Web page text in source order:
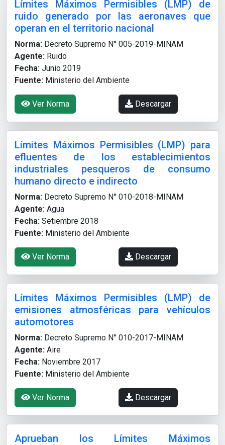
Límites Máximos Permisibles (LMP) de
ruido generado por las aeronaves que
operan en el territorio nacional
Norma: Decreto Supremo N° 005-2019-MINAM
Agente: Ruido
Fecha: Junio 2019
Fuente: Ministerio del Ambiente
Ver Norma Descargar
Límites Máximos Permisibles (LMP) para
efluentes de los establecimientos
industriales pesqueros de consumo
humano directo e indirecto
Norma: Decreto Supremo N° 010-2018-MINAM
Agente: Agua
Fecha: Setiembre 2018
Fuente: Ministerio del Ambiente
Ver Norma Descargar
Límites Máximos Permisibles (LMP) de
emisiones atmosféricas para vehículos
automotores
Norma: Decreto Supremo N° 010-2017-MINAM
Agente: Aire
Fecha: Noviembre 2017
Fuente: Ministerio del Ambiente
Ver Norma Descargar
Aprueban los Límites Máximos